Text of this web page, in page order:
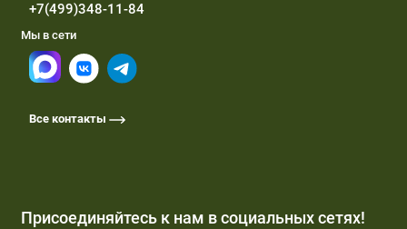
+7(499)348-11-84
Мы в сети
Все контакты
Присоединяйтесь к нам в социальных сетях!